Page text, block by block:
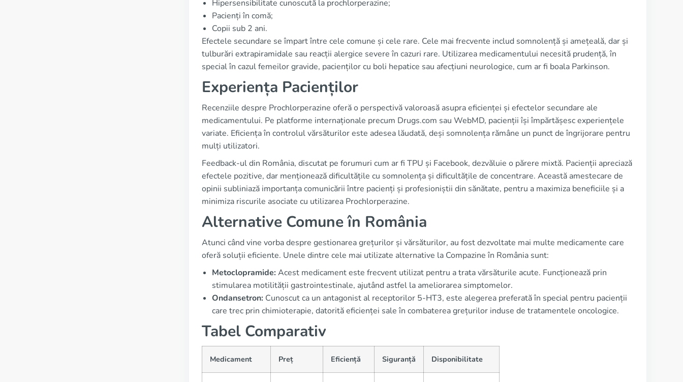
Hipersensibilitate cunoscută la prochlorperazine;
Pacienți în comă;
Copii sub 2 ani.
Efectele secundare se împart între cele comune și cele rare. Cele mai frecvente includ somnolență și amețeală, dar și
tulburări extrapiramidale sau reacții alergice severe în cazuri rare. Utilizarea medicamentului necesită prudență, în
special în cazul femeilor gravide, pacienților cu boli hepatice sau afecțiuni neurologice, cum ar fi boala Parkinson.
Experiența Pacienților
Recenziile despre Prochlorperazine oferă o perspectivă valoroasă asupra eficienței și efectelor secundare ale
medicamentului. Pe platforme internaționale precum Drugs.com sau WebMD, pacienții își împărtășesc experiențele
variate. Eficiența în controlul vărsăturilor este adesea lăudată, deși somnolența rămâne un punct de îngrijorare pentru
mulți utilizatori.
Feedback-ul din România, discutat pe forumuri cum ar fi TPU și Facebook, dezvăluie o părere mixtă. Pacienții apreciază
efectele pozitive, dar menționează dificultățile cu somnolența și dificultățile de concentrare. Această amestecare de
opinii subliniază importanța comunicării între pacienți și profesioniștii din sănătate, pentru a maximiza beneficiile și a
minimiza riscurile asociate cu utilizarea Prochlorperazine.
Alternative Comune în România
Atunci când vine vorba despre gestionarea grețurilor și vărsăturilor, au fost dezvoltate mai multe medicamente care
oferă soluții eficiente. Unele dintre cele mai utilizate alternative la Compazine în România sunt:
Metoclopramide:Acest medicament este frecvent utilizat pentru a trata vărsăturile acute. Funcționează prin
stimularea motilității gastrointestinale, ajutând astfel la ameliorarea simptomelor.
Ondansetron: Cunoscut ca un antagonist al receptorilor 5-HT3, este alegerea preferată în special pentru pacienții
care trec prin chimioterapie, datorită eficienței sale în combaterea grețurilor induse de tratamentele oncologice.
Tabel Comparativ
Medicament Preț Eficiență Siguranță Disponibilitate